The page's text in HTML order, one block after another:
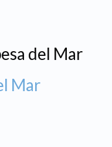
del Mar
Mar